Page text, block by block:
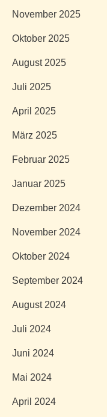
November 2025
Oktober 2025
August 2025
Juli 2025
April 2025
März 2025
Februar 2025
Januar 2025
Dezember 2024
November 2024
Oktober 2024
September 2024
August 2024
Juli 2024
Juni 2024
Mai 2024
April 2024